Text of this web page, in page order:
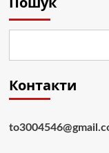
Контакти